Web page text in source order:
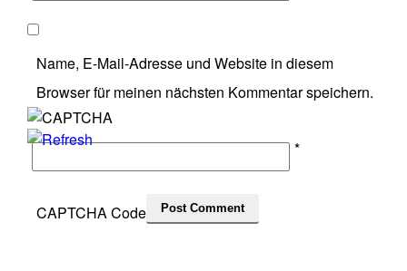
Name, E-Mail-Adresse und Website in diesem
Browser für meinen nächsten Kommentar speichern.
CAPTCHA Code
*